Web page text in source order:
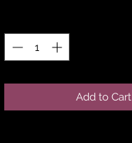
Add to Cart